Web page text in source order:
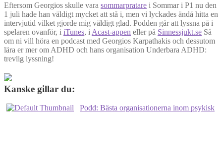
Eftersom Georgios skulle vara sommarpratare i Sommar i P1 nu den
1 juli hade han väldigt mycket att stå i, men vi lyckades ändå hitta en
intervjutid vilket gjorde mig väldigt glad. Podden går att lyssna på i
spelaren ovanför, i iTunes, i Acast-appen eller på Sinnessjukt.se Så
om ni vill höra en podcast med Georgios Karpathakis och dessutom
lära er mer om ADHD och hans organisation Underbara ADHD:
trevlig lyssning!
Kanske gillar du:
Podd: Bästa organisationerna inom psykisk